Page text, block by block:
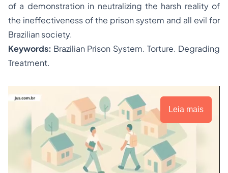
of a demonstration in neutralizing the harsh reality of
the ineffectiveness of the prison system and all evil for
Brazilian society.
Keywords: Brazilian Prison System. Torture. Degrading
Treatment.
Leia mais